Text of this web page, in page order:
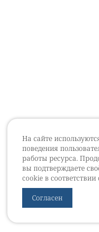
На сайте
поведения
работы ресурса.
вы подтверждаете
cookie в
Согласен